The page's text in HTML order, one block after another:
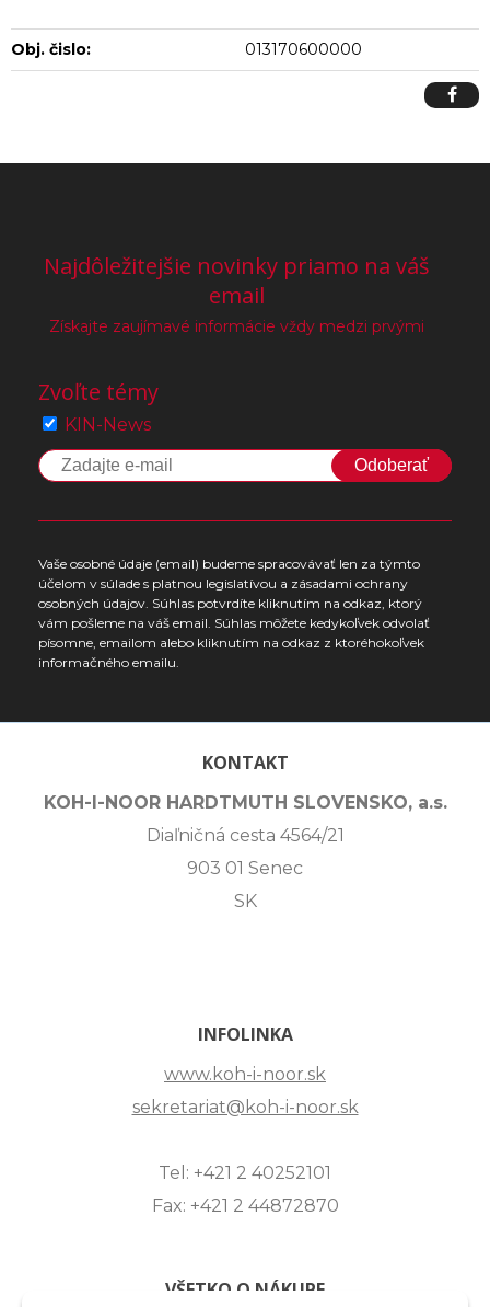
Obj. čislo: 013170600000
Najdôležitejšie novinky priamo na váš
email
Získajte zaujímavé informácie vždy medzi prvými
Zvoľte témy
KIN-News
Odoberať
Vaše osobné údaje (email) budeme spracovávať len za týmto
účelom v súlade s platnou legislatívou a zásadami ochrany
osobných údajov. Súhlas potvrdíte kliknutím na odkaz, ktorý
vám pošleme na váš email. Súhlas môžete kedykoľvek odvolať
písomne, emailom alebo kliknutím na odkaz z ktoréhokoľvek
informačného emailu.
KONTAKT
KOH-I-NOOR HARDTMUTH SLOVENSKO, a.s.
Diaľničná cesta 4564/21
903 01 Senec
SK
INFOLINKA
www.koh-i-noor.sk
sekretariat@koh-i-noor.sk
Tel: +421 2 40252101
Fax: +421 2 44872870
VŠETKO O NÁKUPE